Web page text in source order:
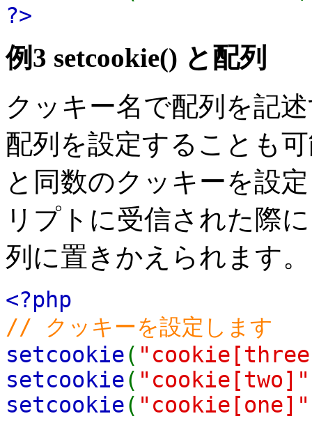
?>
例3 setcookie() と配列
クッキー名で配列を記
配列を設定することも
と同数のクッキーを設
リプトに受信された際
列に置きかえられます。
<?php
// クッキーを設定します
setcookie(
setcookie( "cookie[two]"
setcookie( "cookie[one]"